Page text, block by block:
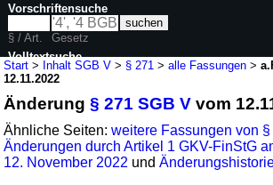
Start > Inhalt SGB V > § 271 >alle Fassungen >
12.11.2022
Änderung§ 271 SGB V vom
Ähnliche Seiten:weitere Fassungen von
Änderungen durch Artikel 1 GKV-FinStG
12. November 2022 und
Vorschriftensuche
§ / Art.
Gesetz
Volltextsuche